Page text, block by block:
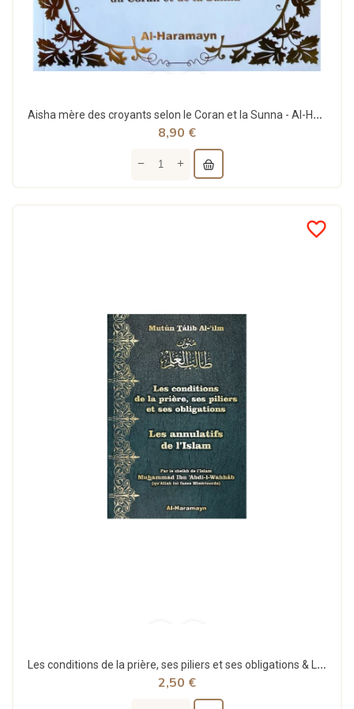
Aisha mère des croyants selon le Coran et la Sunna - Al-Haramayn
8,90 €
favorite_border
Les conditions de la prière, ses piliers et ses obligations & Les annulatifs de l'Islam - Al...
2,50 €